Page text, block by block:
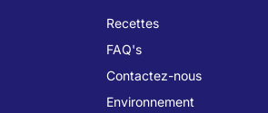
Recettes
FAQ's
Contactez-nous
Environnement